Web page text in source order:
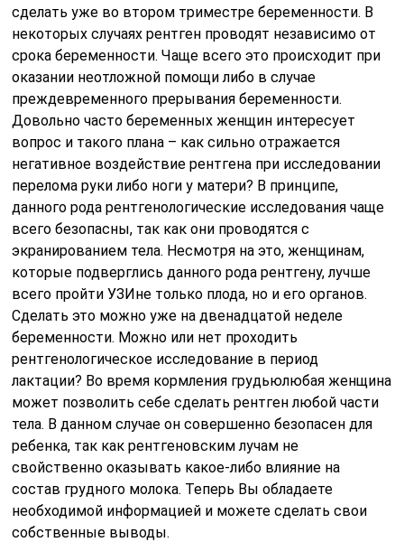
сделать уже во втором триместре беременности. В
некоторых случаях рентген проводят независимо от
срока беременности. Чаще всего это происходит при
оказании неотложной помощи либо в случае
преждевременного прерывания беременности.
Довольно часто беременных женщин интересует
вопрос и такого плана – как сильно отражается
негативное воздействие рентгена при исследовании
перелома руки либо ноги у матери? В принципе,
данного рода рентгенологические исследования чаще
всего безопасны, так как они проводятся с
экранированием тела. Несмотря на это, женщинам,
которые подверглись данного рода рентгену, лучше
всего пройти УЗИне только плода, но и его органов.
Сделать это можно уже на двенадцатой неделе
беременности. Можно или нет проходить
рентгенологическое исследование в период
лактации? Во время кормления грудьюлюбая женщина
может позволить себе сделать рентген любой части
тела. В данном случае он совершенно безопасен для
ребенка, так как рентгеновским лучам не
свойственно оказывать какое-либо влияние на
состав грудного молока. Теперь Вы обладаете
необходимой информацией и можете сделать свои
собственные выводы.